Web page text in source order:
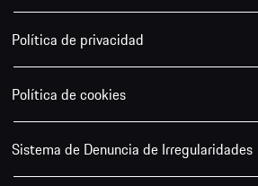
Política de privacidad
Política de cookies
Sistema de Denuncia de Irregularidades